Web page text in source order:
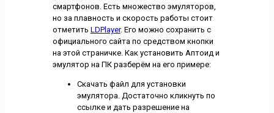
смартфонов. Есть множество эмуляторов,
но за плавность и скорость работы стоит
отметить LDPlayer. Его можно сохранить с
официального сайта по средством кнопки
на этой страничке. Как установить Аптоид и
эмулятор на ПК разберём на его примере:
Скачать файл для установки
эмулятора. Достаточно кликнуть по
ссылке и дать разрешение на